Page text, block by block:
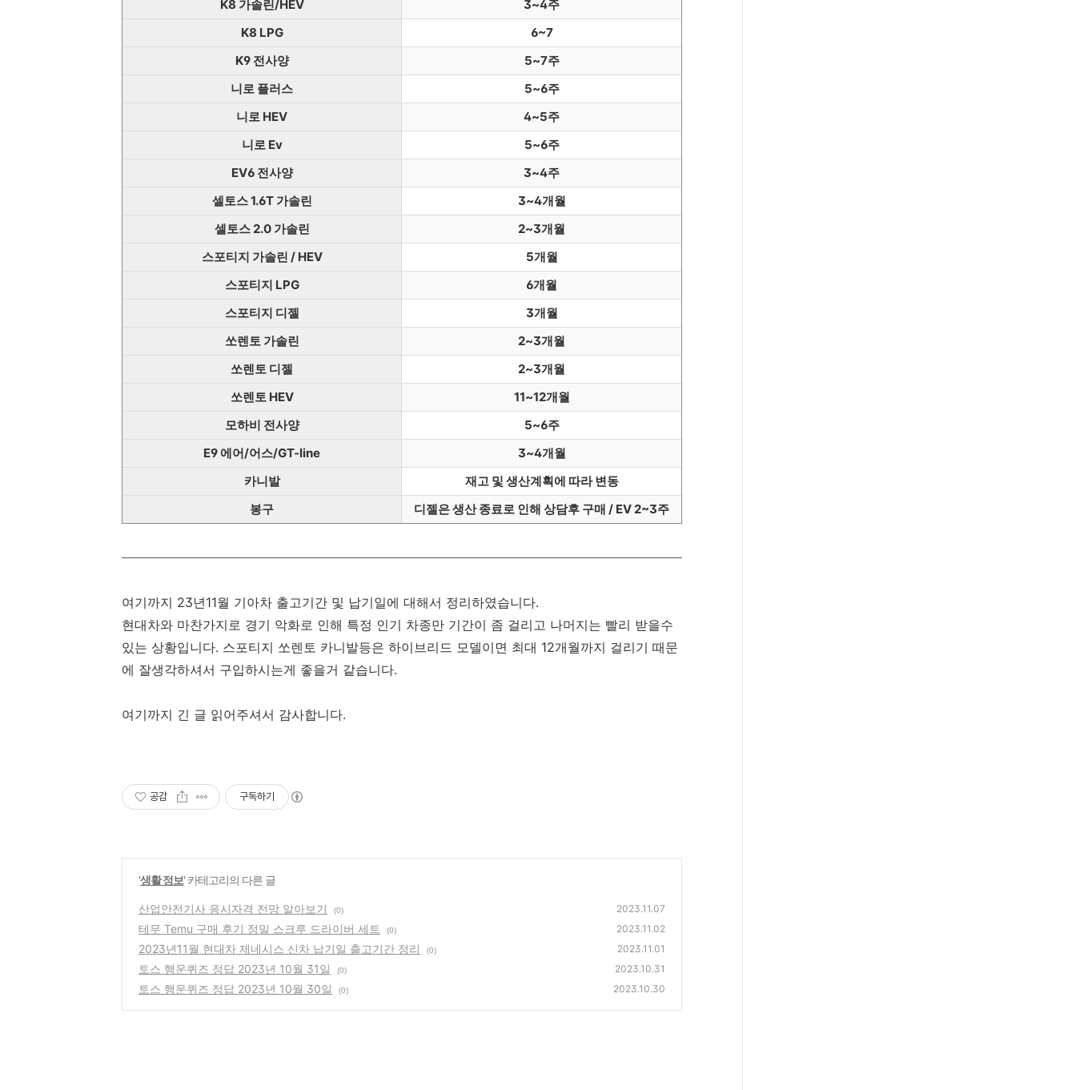
K8 가솔린/HEV
3~4주
K8 LPG
6~7
K9 전사양
5~7주
니로 플러스
5~6주
니로 HEV
4~5주
니로 Ev
5~6주
EV6 전사양
3~4주
셀토스 1.6T 가솔린
3~4개월
셀토스 2.0 가솔린
2~3개월
스포티지 가솔린 / HEV
5개월
스포티지 LPG
6개월
스포티지 디젤
3개월
쏘렌토 가솔린
2~3개월
쏘렌토 디젤
2~3개월
쏘렌토 HEV
11~12개월
모하비 전사양
5~6주
E9 에어/어스/GT-line
3~4개월
카니발
재고 및 생산계획에 따라 변동
봉구
디젤은 생산 종료로 인해 상담후 구매 / EV 2~3주
여기까지 23년11월 기아차 출고기간 및 납기일에 대해서 정리하였습니다.
현대차와 마찬가지로 경기 악화로 인해 특정 인기 차종만 기간이 좀 걸리고 나머지는 빨리 받을수
있는 상황입니다. 스포티지 쏘렌토 카니발등은 하이브리드 모델이면 최대 12개월까지 걸리기 때문
에 잘생각하셔서 구입하시는게 좋을거 같습니다.
여기까지 긴 글 읽어주셔서 감사합니다.
공감 구독하기
'생활 정보' 카테고리의 다른 글
산업안전기사 응시자격 전망 알아보기 (0) 2023.11.07
테무 Temu 구매 후기 정밀 스크루 드라이버 세트 (0) 2023.11.02
2023년11월 현대차 제네시스 신차 납기일 출고기간 정리 (0) 2023.11.01
토스 행운퀴즈 정답 2023년 10월 31일 (0) 2023.10.31
토스 행운퀴즈 정답 2023년 10월 30일 (0) 2023.10.30